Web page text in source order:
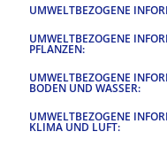
UMWELTBEZOGENE
UMWELTBEZOGENE
PFLANZEN:
UMWELTBEZOGENE
BODEN UND WASSER:
UMWELTBEZOGENE
KLIMA UND LUFT: